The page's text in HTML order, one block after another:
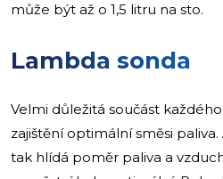
může být až o 1,5 litru na sto.
Lambda sonda
Velmi důležitá součást
zajištění optimální směsi
tak hlídá poměr paliva a